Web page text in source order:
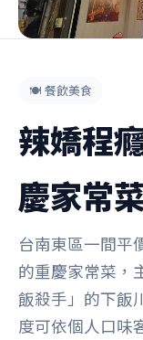
🍽️ 餐飲美食
辣嬌程
慶家常菜
台南東區一間平
的重慶家常菜，
飯殺手」的下飯
度可依個人口味